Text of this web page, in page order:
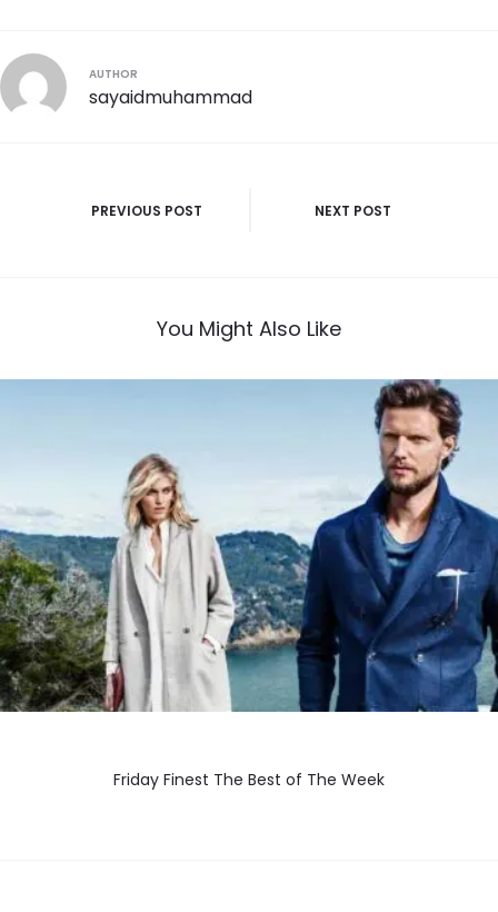
AUTHOR
sayaidmuhammad
PREVIOUS POST NEXT POST
You Might Also Like
Friday Finest The Best of The Week